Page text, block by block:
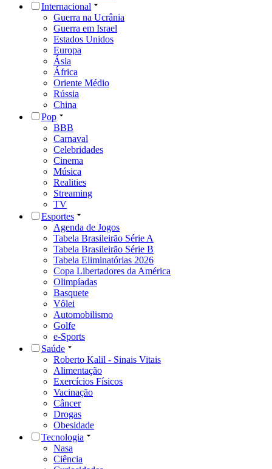
Internacional
Guerra na Ucrânia
Guerra em Israel
Estados Unidos
Europa
Ásia
África
Oriente Médio
Rússia
China
Pop
BBB
Carnaval
Celebridades
Cinema
Música
Realities
Streaming
TV
Esportes
Agenda de Jogos
Tabela Brasileirão Série A
Tabela Brasileirão Série B
Tabela Eliminatórias 2026
Copa Libertadores da América
Olimpíadas
Basquete
Vôlei
Automobilismo
Golfe
e-Sports
Saúde
Roberto Kalil - Sinais Vitais
Alimentação
Exercícios Físicos
Vacinação
Câncer
Drogas
Obesidade
Tecnologia
Nasa
Ciência